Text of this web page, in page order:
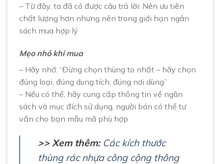
– Từ đây, ta đã có được câu trả lời: Nên ưu tiên
chất lượng hơn nhưng nên trong giới hạn ngân
sách mua hợp lý
Mẹo nhỏ khi mua
– Hãy nhớ: “Đừng chọn thùng to nhất – hãy chọn
đúng loại, đúng dung tích, đúng nơi dùng”
– Nếu có thể, hãy cung cấp thông tin về ngân
sách và mục đích sử dụng, người bán có thể tư
vấn cho bạn mẫu mã phù hợp
>> Xem thêm: Các kích thước
thùng rác nhựa công cộng thông